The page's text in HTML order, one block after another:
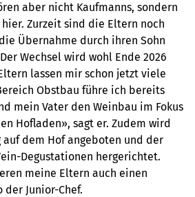
aber nicht Kaufmanns, sondern
Zurzeit sind die Eltern noch
Übernahme durch ihren Sohn
Wechsel wird wohl Ende 2026
lassen mir schon jetzt viele
Obstbau führe ich bereits
mein Vater den Weinbau im Fokus
Hofladen», sagt er. Zudem wird
dem Hof angeboten und der
Degustationen hergerichtet.
meine Eltern auch einen
der Junior-Chef.